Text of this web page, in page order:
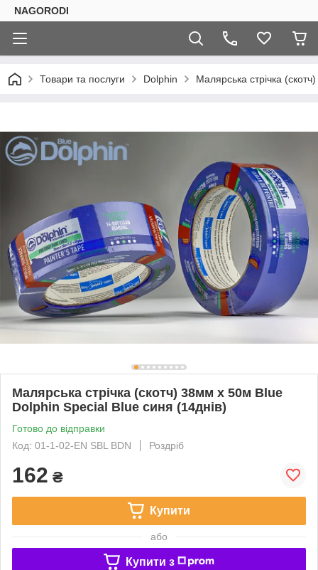
NAGORODI
Товари та послуги Dolphin Малярська стрічка
Малярська стрічка (скотч) 38мм х 50м Blue
Dolphin Special Blue синя (14днів)
Готово до відправки
Код: 01-1-02-EN SBL BDN
Роздріб
162 ₴
Купити
або
Купити з